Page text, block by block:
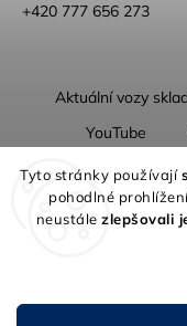
Tyto stránky používají
pohodlné
neustálezlepšovali
+420 777 656 273
Aktuální vozy
YouTube
Copyright 2026Blue